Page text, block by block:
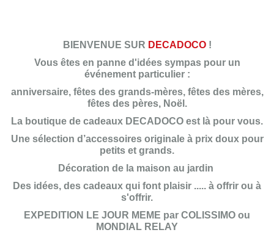
ELLE
LUI
Pour
EUX
BIENVENUE SUR DECADOCO!
Vous êtes en panne d'idées sympas pour un
événement particulier :
anniversaire, fêtes des grands-mères, fêtes des mères,
fêtes des pères, Noël.
La boutique de cadeaux DECADOCO est là pour vous.
Une sélection d’accessoires originale à prix doux pour
petits et grands.
Décoration de la maison au jardin
Des idées, des cadeaux qui font plaisir ..... à offrir ou à
s'offrir.
EXPEDITION LE JOUR MEME par COLISSIMO ou
MONDIAL RELAY